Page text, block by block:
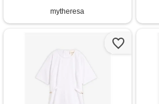
mytheresa